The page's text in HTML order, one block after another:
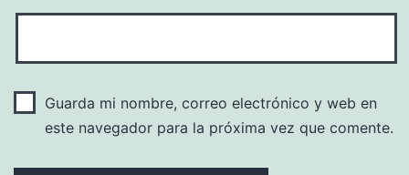
Guarda mi nombre, correo electrónico y web en
este navegador para la próxima vez que comente.